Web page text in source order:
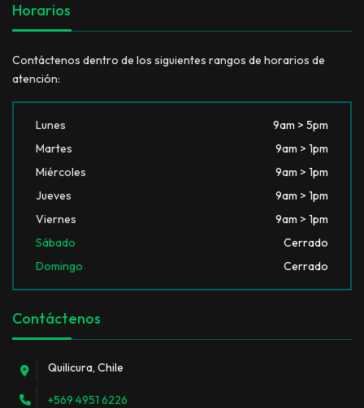
Horarios
Contáctenos dentro de los siguientes rangos de horarios de
atención:
Lunes
9am > 5pm
Martes
9am > 1pm
Miércoles
9am > 1pm
Jueves
9am > 1pm
Viernes
9am > 1pm
Sábado
Cerrado
Domingo
Cerrado
Contáctenos
Quilicura, Chile
+569 4951 6226